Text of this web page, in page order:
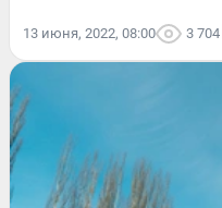
13 июня, 2022, 08:00 3 704